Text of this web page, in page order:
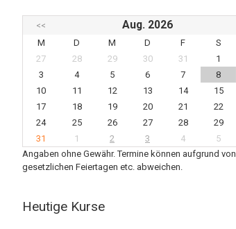
<< Aug. 2026
M
D M D F S
27
28 29 30 31 1
3
4 5 6 7 8
10
11 12 13 14 15
17
18 19 20 21 22
24
25 26 27 28 29
31
1 2 3 4 5
Angaben ohne Gewähr. Termine können aufgrund von
gesetzlichen Feiertagen etc. abweichen.
Heutige Kurse